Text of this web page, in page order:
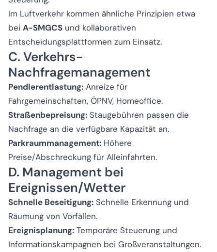
Im Luftverkehr kommen ähnliche Prinzipien etwa
bei A-SMGCS und kollaborativen
Entscheidungsplattformen zum Einsatz.
C. Verkehrs-
Nachfragemanagement
Pendlerentlastung: Anreize für
Fahrgemeinschaften, ÖPNV, Homeoffice.
Straßenbepreisung: Staugebühren passen die
Nachfrage an die verfügbare Kapazität an.
Parkraummanagement: Höhere
Preise/Abschreckung für Alleinfahrten.
D. Management bei
Ereignissen/Wetter
Schnelle Beseitigung: Schnelle Erkennung und
Räumung von Vorfällen.
Ereignisplanung: Temporäre Steuerung und
Informationskampagnen bei Großveranstaltungen.